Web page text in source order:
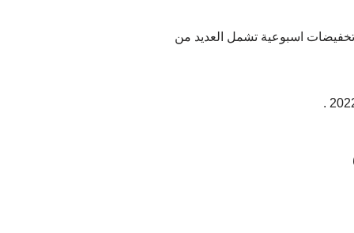
اسبوعية تشمل العديد من